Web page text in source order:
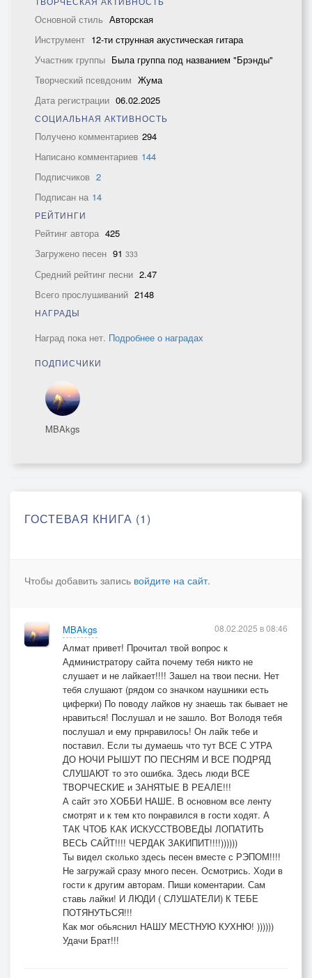
Основной стиль Авторская
Инструмент 12-ти струнная акустическая гитара
Участник группы Была группа под названием "Брэнды"
Творческий псевдоним Жума
Дата регистрации 06.02.2025
СОЦИАЛЬНАЯ АКТИВНОСТЬ
Получено комментариев 294
Написано комментариев 144
Подписчиков 2
Подписан на 14
РЕЙТИНГИ
Рейтинг автора 425
Загружено песен 91 333
Средний рейтинг песни 2.47
Всего прослушиваний 2148
НАГРАДЫ
Наград пока нет. Подробнее о наградах
ПОДПИСЧИКИ
MBAkgs
ГОСТЕВАЯ КНИГА (1)
Чтобы добавить запись войдите на сайт.
MBAkgs
Алмат привет! Прочитал твой вопрос к
Администратору сайта почему тебя никто не
слушает и не лайкает!!!! Зашел на твои песни. Нет
тебя слушают (рядом со значком наушники есть
циферки) По поводу лайков ну знаешь так бывает не
нравиться! Послушал и не зашло. Вот Володя тебя
послушал и ему прнравилось! Он лайк тебе и
поставил. Если ты думаешь что тут ВСЕ С УТРА
ДО НОЧИ РЫШУТ ПО ПЕСНЯМ И ВСЕ ПОДРЯД
СЛУШАЮТ то это ошибка. Здесь люди ВСЕ
ТВОРЧЕСКИЕ и ЗАНЯТЫЕ В РЕАЛЕ!!!
А сайт это ХОББИ НАШЕ. В основном все ленту
смотрят и к тем кто понравился в гости ходят. А
ТАК ЧТОБ КАК ИСКУССТВОВЕДЫ ЛОПАТИТЬ
ВЕСЬ САЙТ!!!! ЧЕРДАК ЗАКИПИТ!!!!))))))
Ты видел сколько здесь песен вместе с РЭПОМ!!!!
Не загружай сразу много песен. Осмотрись. Ходи в
гости к другим авторам. Пиши коментарии. Сам
ставь лайки! И ЛЮДИ ( СЛУШАТЕЛИ) К ТЕБЕ
ПОТЯНУТЬСЯ!!!
Как мог обьяснил НАШУ МЕСТНУЮ КУХНЮ! ))))))
Удачи Брат!!!
08.02.2025 в 08:46